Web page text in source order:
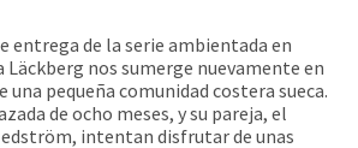
entrega de la serie ambientada en
Läckberg nos sumerge nuevamente en
una pequeña comunidad costera sueca.
de ocho meses, y su pareja, el
intentan disfrutar de unas